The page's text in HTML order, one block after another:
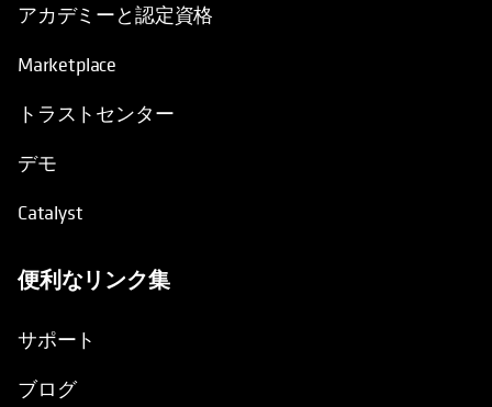
アカデミーと認定資格
Marketplace
トラストセンター
デモ
Catalyst
便利なリンク集
サポート
ブログ